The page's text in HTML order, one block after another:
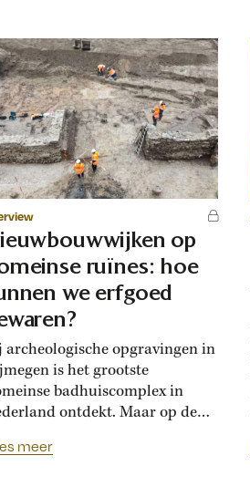
op
ruïnes: hoe
we erfgoed
archeologische opgravingen in
is het grootste
badhuiscomplex in
ontdekt. Maar op de
een nieuwe woonwijk
meer